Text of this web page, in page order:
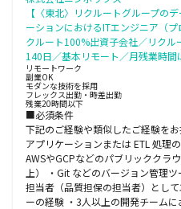
【〈東北〉リクルートグループの
ーションにおけるITエンジニア（
クルート100%出資子会社／リクル
140日／基本リモート／月残業時
リモートワーク
副業OK
モダンな技術を採用
フレックス出勤・時差出勤
残業20時間以下
■必須条件
下記のご経験や類似したご経験を
アプリケーションまたは ETL 処理
AWSやGCPなどのパブリッククラ
上） ・Git などのバージョン管理
担当者（品質担保の担当者）とし
ーの経験 ・3人以上の開発チーム